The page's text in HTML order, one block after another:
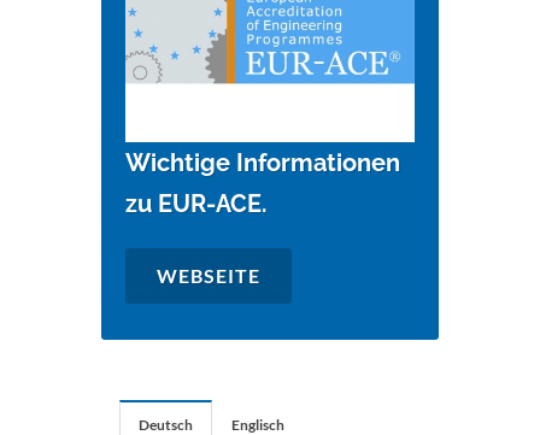
Wichtige Informationen
zu EUR-ACE.
WEBSEITE
Deutsch Englisch